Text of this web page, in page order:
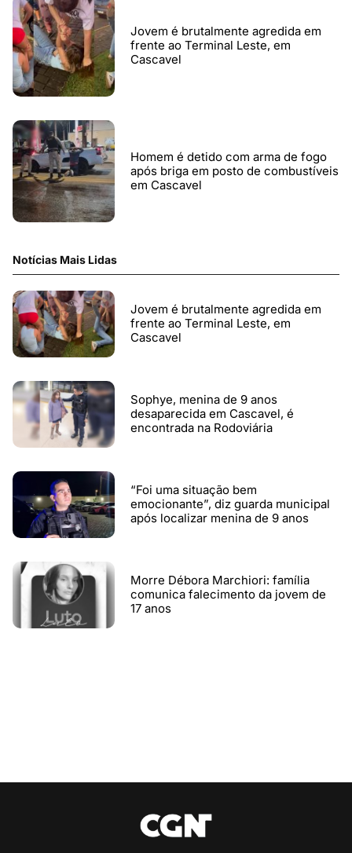
Jovem é brutalmente agredida em
frente ao Terminal Leste, em
Cascavel
Homem é detido com arma de fogo
após briga em posto de combustíveis
em Cascavel
Notícias Mais Lidas
Jovem é brutalmente agredida em
frente ao Terminal Leste, em
Cascavel
Sophye, menina de 9 anos
desaparecida em Cascavel, é
encontrada na Rodoviária
“Foi uma situação bem
emocionante”, diz guarda municipal
após localizar menina de 9 anos
Morre Débora Marchiori: família
comunica falecimento da jovem de
17 anos